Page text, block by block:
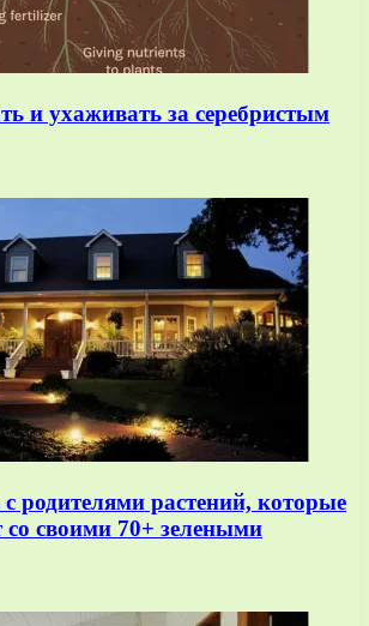
и ухаживать за серебристым
родителями растений, которые
со своими 70+ зелеными